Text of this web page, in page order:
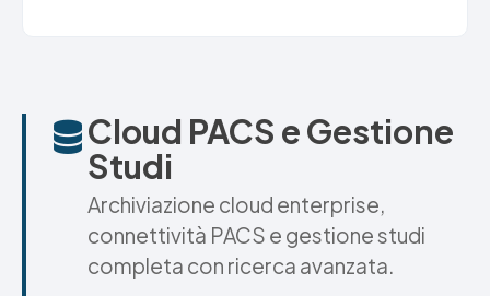
Cloud PACS e Gestione
Studi
Archiviazione cloud enterprise,
connettività PACS e gestione studi
completa con ricerca avanzata.